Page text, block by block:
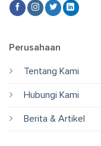
Perusahaan
Tentang Kami
Hubungi Kami
Berita & Artikel